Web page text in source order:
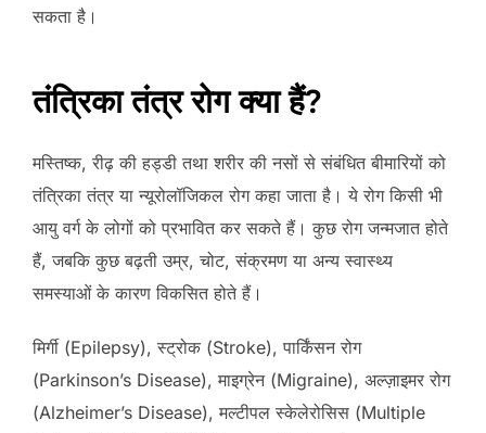
सकता है।
तंत्रिका तंत्र रोग क्या हैं?
मस्तिष्क, रीढ़ की हड्डी तथा शरीर की नसों से संबंधित बीमारियों को
तंत्रिका तंत्र या न्यूरोलॉजिकल रोग कहा जाता है। ये रोग किसी भी
आयु वर्ग के लोगों को प्रभावित कर सकते हैं। कुछ रोग जन्मजात होते
हैं, जबकि कुछ बढ़ती उम्र, चोट, संक्रमण या अन्य स्वास्थ्य
समस्याओं के कारण विकसित होते हैं।
मिर्गी (Epilepsy), स्ट्रोक (Stroke), पार्किंसन रोग
(Parkinson’s Disease), माइग्रेन (Migraine), अल्ज़ाइमर रोग
(Alzheimer’s Disease), मल्टीपल स्केलेरोसिस (Multiple